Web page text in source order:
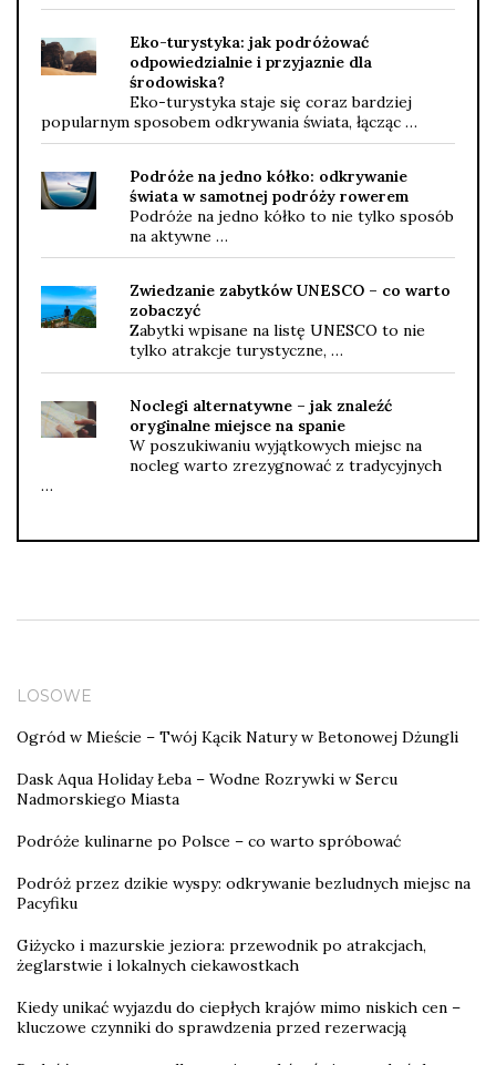
Eko-turystyka: jak podróżować
odpowiedzialnie i przyjaznie dla
środowiska?
Eko-turystyka staje się coraz bardziej
popularnym sposobem odkrywania świata, łącząc …
Podróże na jedno kółko: odkrywanie
świata w samotnej podróży rowerem
Podróże na jedno kółko to nie tylko sposób
na aktywne …
Zwiedzanie zabytków UNESCO – co warto
zobaczyć
Zabytki wpisane na listę UNESCO to nie
tylko atrakcje turystyczne, …
Noclegi alternatywne – jak znaleźć
oryginalne miejsce na spanie
W poszukiwaniu wyjątkowych miejsc na
nocleg warto zrezygnować z tradycyjnych
…
LOSOWE
Ogród w Mieście – Twój Kącik Natury w Betonowej Dżungli
Dask Aqua Holiday Łeba – Wodne Rozrywki w Sercu
Nadmorskiego Miasta
Podróże kulinarne po Polsce – co warto spróbować
Podróż przez dzikie wyspy: odkrywanie bezludnych miejsc na
Pacyfiku
Giżycko i mazurskie jeziora: przewodnik po atrakcjach,
żeglarstwie i lokalnych ciekawostkach
Kiedy unikać wyjazdu do ciepłych krajów mimo niskich cen –
kluczowe czynniki do sprawdzenia przed rezerwacją